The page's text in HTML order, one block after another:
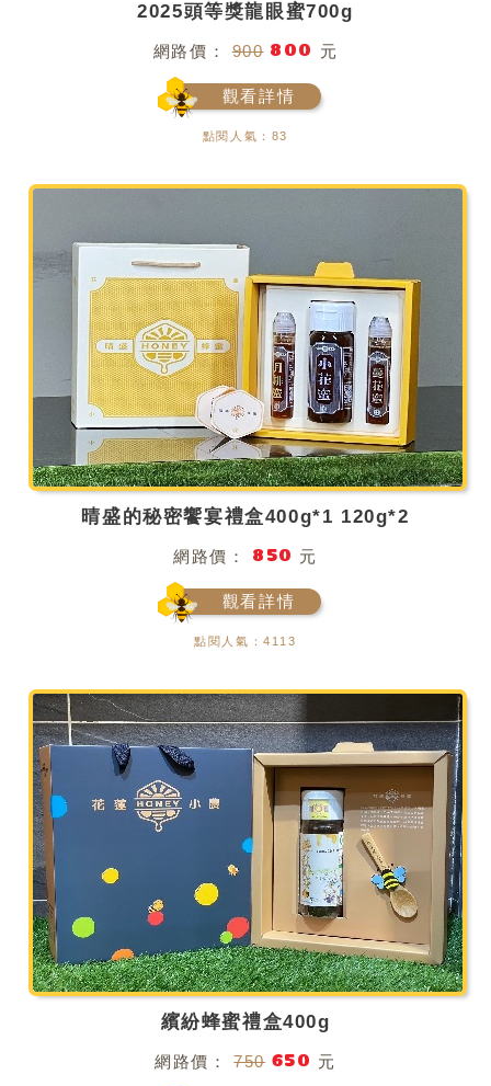
2025頭等獎龍眼蜜700g
網路價： 900 800 元
觀看詳情
點閱人氣：83
晴盛的秘密饗宴禮盒400g*1 120g*2
網路價： 850 元
觀看詳情
點閱人氣：4113
繽紛蜂蜜禮盒400g
網路價： 750 650 元